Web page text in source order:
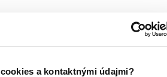
a kontaktnými údajmi?
A. Habovštiaka Oravská kn. A.
Turčianska kn. Žilina -Krajská